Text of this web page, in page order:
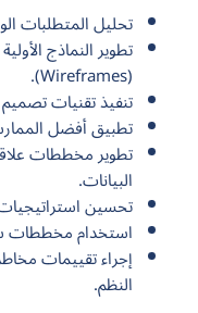
تحليل المتطلبات
تطوير النماذج
(Wireframes).
تنفيذ تقنيات تصميم
تطبيق أفضل
البيانات.
تحسين
استخدام مخططات
إجراء تقييمات
النظم.